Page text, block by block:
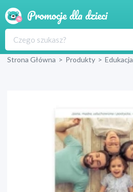
Produkty
Blog
Wyprawka
Strona Główna > Produkty > Edukacja